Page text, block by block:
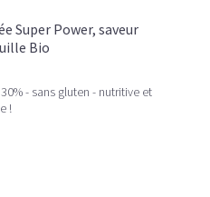
. Super Power, saveur
Bio
- sans gluten - nutritive et
!